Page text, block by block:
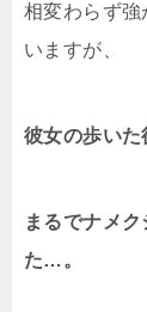
相変わらず強
いますが、
彼女の歩いた
まるでナメ
た…。